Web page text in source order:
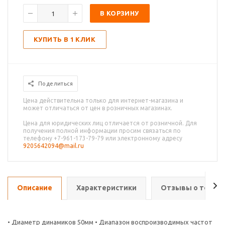
В КОРЗИНУ
КУПИТЬ В 1 КЛИК
Поделиться
Цена действительна только для интернет-магазина и
может отличаться от цен в розничных магазинах.
Цена для юридических лиц отличается от розничной. Для
получения полной информации просим связаться по
телефону +7-961-173-79-79 или электронному адресу
9205642094@mail.ru
Описание Характеристики Отзывы о
• Диаметр динамиков 50мм • Диапазон воспроизводимых частот